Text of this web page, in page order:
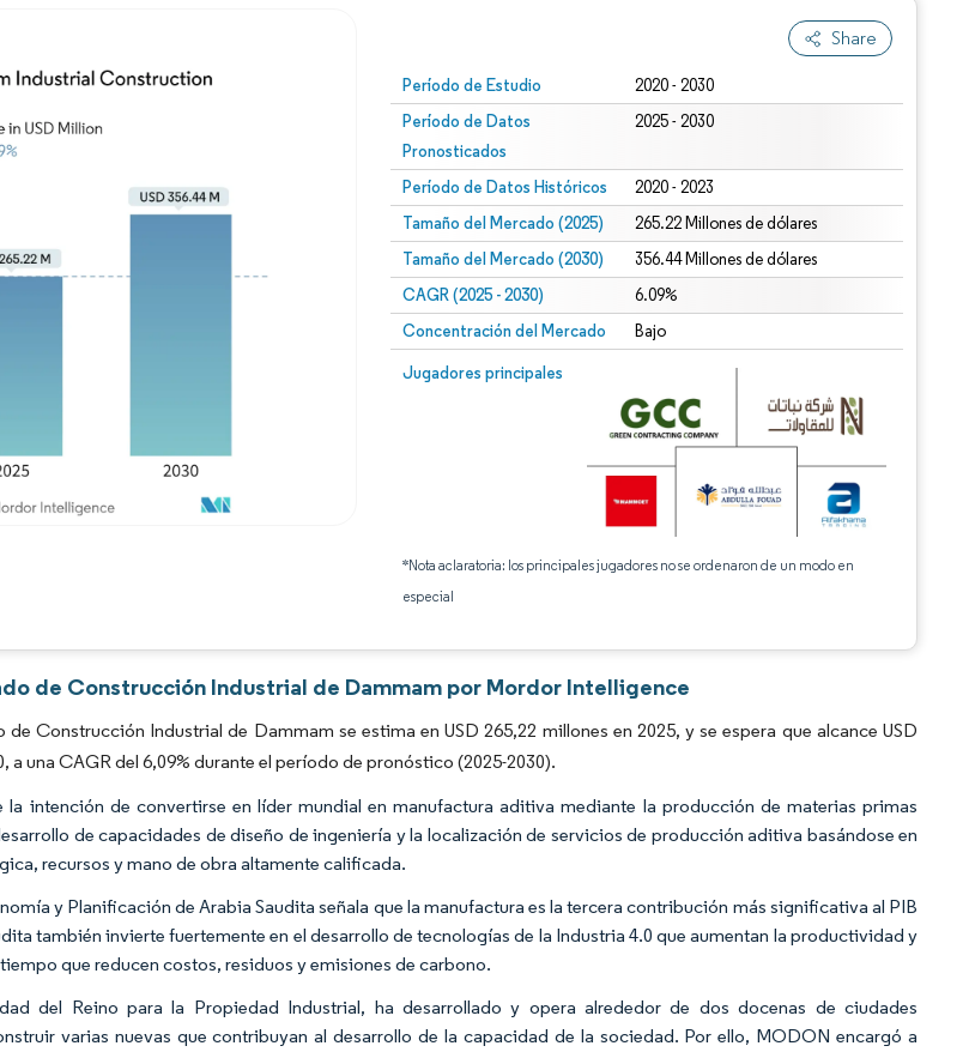
Share
Período de Estudio 2020 - 2030
Período de Datos
Pronosticados
2025 - 2030
Período de Datos Históricos 2020 - 2023
Tamaño del Mercado (2025) 265.22 Millones de dólares
Tamaño del Mercado (2030) 356.44 Millones de dólares
CAGR (2025 - 2030) 6.09%
Concentración del Mercado Bajo
Jugadores principales
*Nota aclaratoria: los principales jugadores no se ordenaron de un modo en
especial
de Construcción Industrial de Dammam por Mordor Intelligence
Construcción Industrial de Dammam se estima en USD 265,22 millones en 2025, y se espera que alcance USD
a una CAGR del 6,09% durante el período de pronóstico (2025-2030).
la intención de convertirse en líder mundial en manufactura aditiva mediante la producción de materias primas
de capacidades de diseño de ingeniería y la localización de servicios de producción aditiva basándose en
recursos y mano de obra altamente calificada.
y Planificación de Arabia Saudita señala que la manufactura es la tercera contribución más significativa al PIB
también invierte fuertemente en el desarrollo de tecnologías de la Industria 4.0 que aumentan la productividad y
que reducen costos, residuos y emisiones de carbono.
del Reino para la Propiedad Industrial, ha desarrollado y opera alrededor de dos docenas de ciudades
varias nuevas que contribuyan al desarrollo de la capacidad de la sociedad. Por ello, MODON encargó a